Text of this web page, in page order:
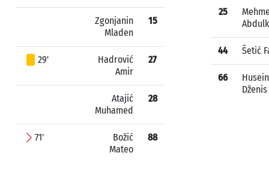
Zgonjanin
Mladen
15
29'
Hadrović
Amir
27
Atajić
Muhamed
28
71'
Božić
Mateo
88
25
44 Šetić
66
Dženis